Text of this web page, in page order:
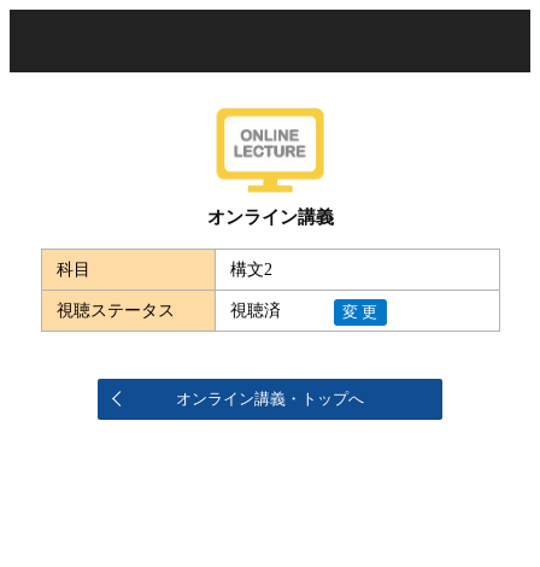
オンライン講義
科目 構文2
視聴ステータス 視聴済 変更
オンライン講義・トップへ